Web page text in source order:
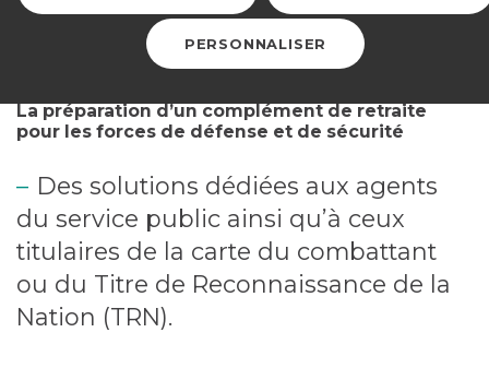
Je prépare ma retraite
La préparation d’un complément de retraite
pour les forces de défense et de sécurité
Des solutions dédiées aux agents
du service public ainsi qu’à ceux
titulaires de la carte du combattant
ou du Titre de Reconnaissance de la
Nation (TRN).
PERSONNALISER